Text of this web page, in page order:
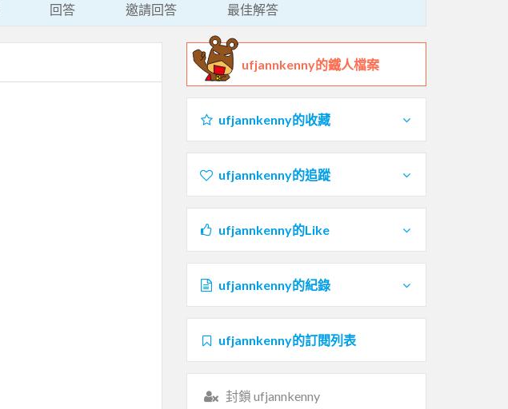
回答 邀請回答 最佳解答
ufjannkenny的鐵人檔案
ufjannkenny的收藏
ufjannkenny的追蹤
ufjannkenny的Like
ufjannkenny的紀錄
ufjannkenny的訂閱列表
封鎖 ufjannkenny